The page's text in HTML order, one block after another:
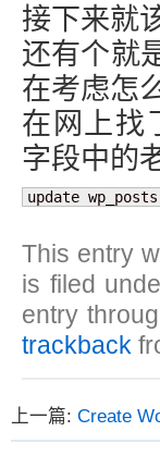
接下来就
还有个就
在考虑怎
在网上找
字段中的
update
This entry
is filed
entry
trackback
上一篇: Create